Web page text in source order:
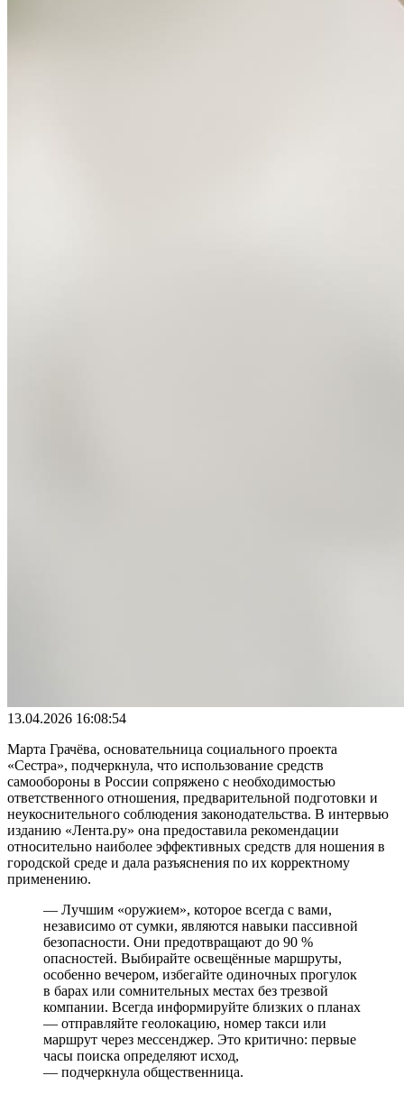
13.04.2026 16:08:54
Марта Грачёва, основательница социального проекта
«Сестра», подчеркнула, что использование средств
самообороны в России сопряжено с необходимостью
ответственного отношения, предварительной подготовки и
неукоснительного соблюдения законодательства. В интервью
изданию «Лента.ру» она предоставила рекомендации
относительно наиболее эффективных средств для ношения в
городской среде и дала разъяснения по их корректному
применению.
— Лучшим «оружием», которое всегда с вами,
независимо от сумки, являются навыки пассивной
безопасности. Они предотвращают до 90 %
опасностей. Выбирайте освещённые маршруты,
особенно вечером, избегайте одиночных прогулок
в барах или сомнительных местах без трезвой
компании. Всегда информируйте близких о планах
— отправляйте геолокацию, номер такси или
маршрут через мессенджер. Это критично: первые
часы поиска определяют исход,
— подчеркнула общественница.